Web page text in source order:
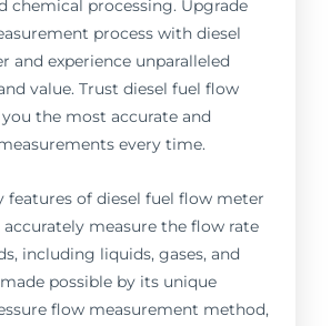
chemical processing. Upgrade
process with diesel
and experience unparalleled
value. Trust diesel fuel flow
the most accurate and
every time.
features of diesel fuel flow meter
measure the flow rate
including liquids, gases, and
possible by its unique
flow measurement method,